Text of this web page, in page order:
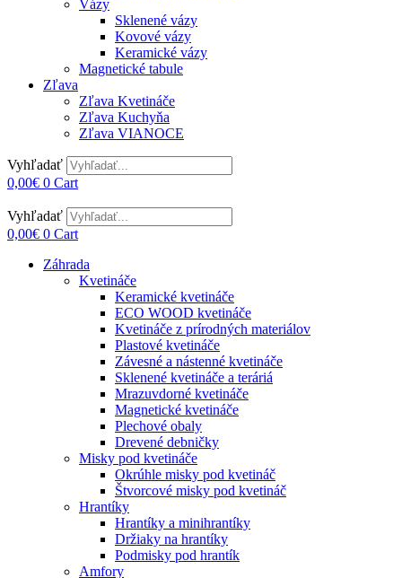
Vázy
Sklenené vázy
Kovové vázy
Keramické vázy
Magnetické tabule
Zľava
Zľava Kvetináče
Zľava Kuchyňa
Zľava VIANOCE
Vyhľadať
0,00€ 0 Cart
Vyhľadať
0,00€ 0 Cart
Záhrada
Kvetináče
Keramické kvetináče
ECO WOOD kvetináče
Kvetináče z prírodných materiálov
Plastové kvetináče
Závesné a nástenné kvetináče
Sklenené kvetináče a teráriá
Mrazuvdorné kvetináče
Magnetické kvetináče
Plechové obaly
Drevené debničky
Misky pod kvetináče
Okrúhle misky pod kvetináč
Štvorcové misky pod kvetináč
Hrantíky
Hrantíky a minihrantíky
Držiaky na hrantíky
Podmisky pod hrantík
Amfory